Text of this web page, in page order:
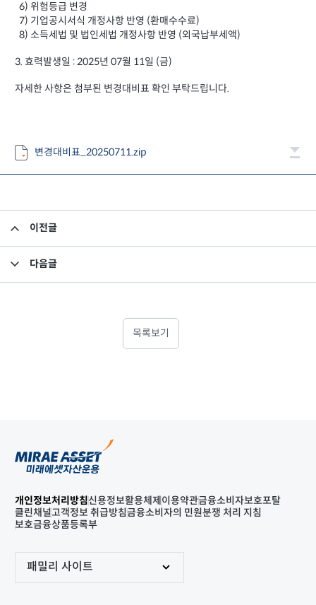
6) 위험등급 변경
7) 기업공시서식 개정사항 반영 (환매수수료)
8) 소득세법 및 법인세법 개정사항 반영 (외국납부세액)
3. 효력발생일 : 2025년 07월 11일 (금)
자세한 사항은 첨부된 변경대비표 확인 부탁드립니다.
변경대비표_20250711.zip
이전글
다음글
목록보기
개인정보처리방침신용정보활용체제 이용약관금융소비자보호포탈
클린채널고객정보 취급방침금융소비자의 민원분쟁 처리 지침
보호금융상품등록부
패밀리 사이트